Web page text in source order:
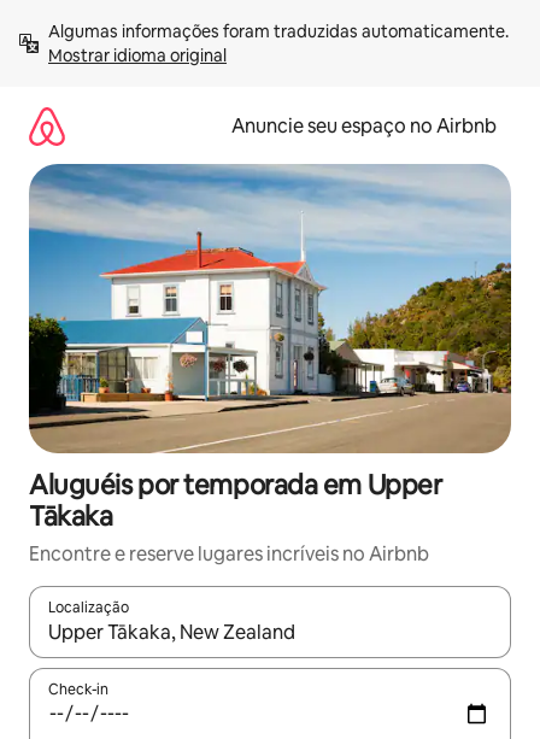
para
Mostrar idioma original
Anuncie seu espaço no Airbnb
Aluguéis por temporada em Upper
Tākaka
Encontre e reserve lugares incríveis no Airbnb
Localização
Quando os resultados estiverem disponíveis, explore-os
Check-in